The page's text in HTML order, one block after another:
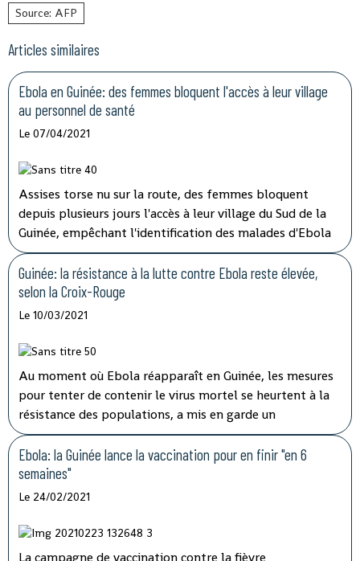
Source: AFP
Articles similaires
Ebola en Guinée: des femmes bloquent l'accès à leur village
au personnel de santé
Le 07/04/2021
Assises torse nu sur la route, des femmes bloquent
depuis plusieurs jours l'accès à leur village du Sud de la
Guinée, empêchant l'identification des malades d'Ebola
et les vaccinations, ont indiqué mardi les autorités, qui
tentent de lever le blocus par la négociation.
Guinée: la résistance à la lutte contre Ebola reste élevée,
selon la Croix-Rouge
Le 10/03/2021
Au moment où Ebola réapparaît en Guinée, les mesures
pour tenter de contenir le virus mortel se heurtent à la
résistance des populations, a mis en garde un
responsable de la Croix-Rouge dans un entretien à l'AFP.
Ebola: la Guinée lance la vaccination pour en finir "en 6
semaines"
Le 24/02/2021
La campagne de vaccination contre la fièvre